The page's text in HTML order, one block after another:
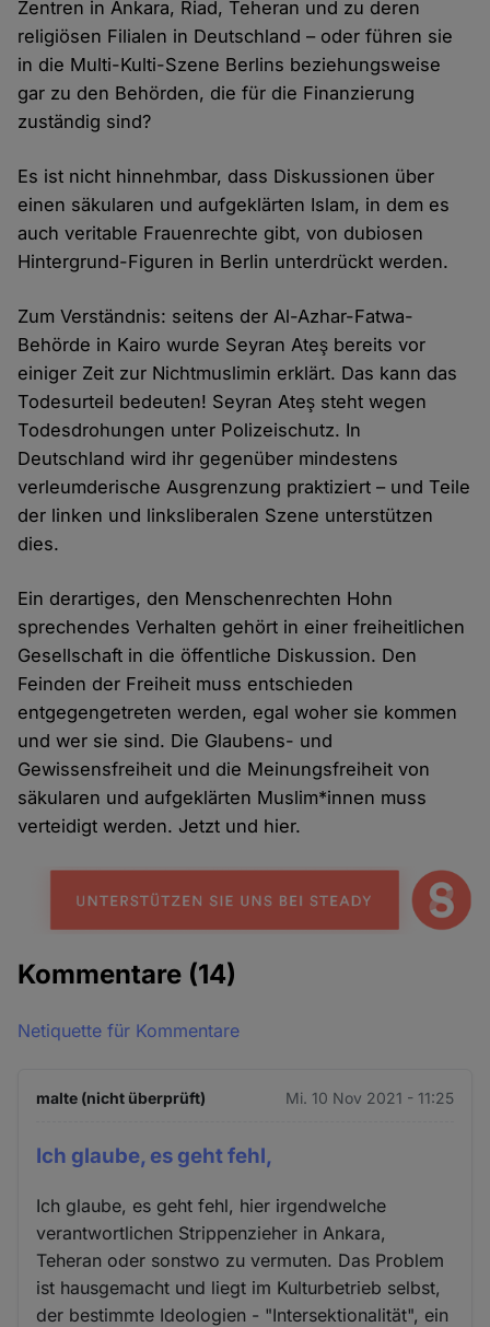
Zentren in Ankara, Riad, Teheran und zu deren
religiösen Filialen in Deutschland – oder führen sie
in die Multi-Kulti-Szene Berlins beziehungsweise
gar zu den Behörden, die für die Finanzierung
zuständig sind?
Es ist nicht hinnehmbar, dass Diskussionen über
einen säkularen und aufgeklärten Islam, in dem es
auch veritable Frauenrechte gibt, von dubiosen
Hintergrund-Figuren in Berlin unterdrückt werden.
Zum Verständnis: seitens der Al-Azhar-Fatwa-
Behörde in Kairo wurde Seyran Ateş bereits vor
einiger Zeit zur Nichtmuslimin erklärt. Das kann das
Todesurteil bedeuten! Seyran Ateş steht wegen
Todesdrohungen unter Polizeischutz. In
Deutschland wird ihr gegenüber mindestens
verleumderische Ausgrenzung praktiziert – und Teile
der linken und linksliberalen Szene unterstützen
dies.
Ein derartiges, den Menschenrechten Hohn
sprechendes Verhalten gehört in einer freiheitlichen
Gesellschaft in die öffentliche Diskussion. Den
Feinden der Freiheit muss entschieden
entgegengetreten werden, egal woher sie kommen
und wer sie sind. Die Glaubens- und
Gewissensfreiheit und die Meinungsfreiheit von
säkularen und aufgeklärten Muslim*innen muss
verteidigt werden. Jetzt und hier.
Kommentare (14)
Netiquette für Kommentare
malte (nicht überprüft) Mi. 10 Nov 2021 - 11:25
Ich glaube, es geht fehl,
Ich glaube, es geht fehl, hier irgendwelche
verantwortlichen Strippenzieher in Ankara,
Teheran oder sonstwo zu vermuten. Das Problem
ist hausgemacht und liegt im Kulturbetrieb selbst,
der bestimmte Ideologien - "Intersektionalität", ein